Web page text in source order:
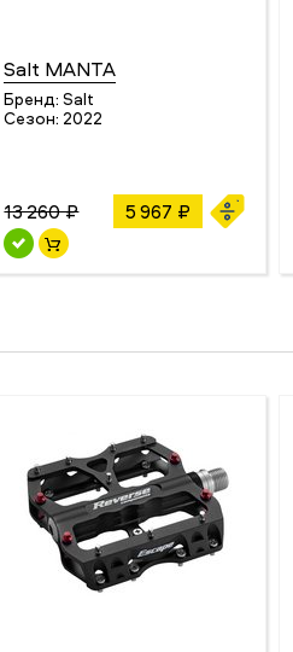
Salt MANTA
Бренд: Salt
Сезон: 2022
13 260 ₽ 5 967 ₽